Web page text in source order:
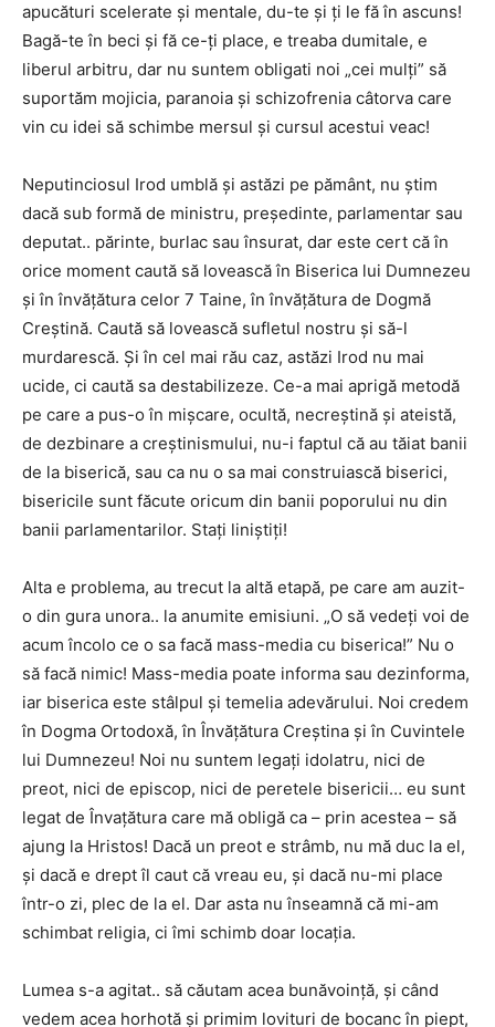
apucături scelerate și mentale, du-te și ți le fă în ascuns!
Bagă-te în beci și fă ce-ți place, e treaba dumitale, e
liberul arbitru, dar nu suntem obligati noi „cei mulți” să
suportăm mojicia, paranoia și schizofrenia câtorva care
vin cu idei să schimbe mersul și cursul acestui veac!
Neputinciosul Irod umblă și astăzi pe pământ, nu știm
dacă sub formă de ministru, președinte, parlamentar sau
deputat.. părinte, burlac sau însurat, dar este cert că în
orice moment caută să lovească în Biserica lui Dumnezeu
și în învățătura celor 7 Taine, în învățătura de Dogmă
Creștină. Caută să lovească sufletul nostru și să-l
murdarescă. Și în cel mai rău caz, astăzi Irod nu mai
ucide, ci caută sa destabilizeze. Ce-a mai aprigă metodă
pe care a pus-o în mișcare, ocultă, necreștină și ateistă,
de dezbinare a creștinismului, nu-i faptul că au tăiat banii
de la biserică, sau ca nu o sa mai construiască biserici,
bisericile sunt făcute oricum din banii poporului nu din
banii parlamentarilor. Stați liniștiți!
Alta e problema, au trecut la altă etapă, pe care am auzit-
o din gura unora.. la anumite emisiuni. „O să vedeți voi de
acum încolo ce o sa facă mass-media cu biserica!” Nu o
să facă nimic! Mass-media poate informa sau dezinforma,
iar biserica este stâlpul și temelia adevărului. Noi credem
în Dogma Ortodoxă, în Învățătura Creștina și în Cuvintele
lui Dumnezeu! Noi nu suntem legați idolatru, nici de
preot, nici de episcop, nici de peretele bisericii… eu sunt
legat de Învațătura care mă obligă ca – prin acestea – să
ajung la Hristos! Dacă un preot e strâmb, nu mă duc la el,
și dacă e drept îl caut că vreau eu, și dacă nu-mi place
într-o zi, plec de la el. Dar asta nu înseamnă că mi-am
schimbat religia, ci îmi schimb doar locația.
Lumea s-a agitat.. să căutam acea bunăvoinţă, și când
vedem acea horhotă și primim lovituri de bocanc în piept,